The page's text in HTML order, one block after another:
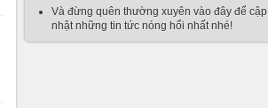
Và đừng quên thường xuyên vào đây để cập
nhật những tin tức nóng hổi nhất nhé!